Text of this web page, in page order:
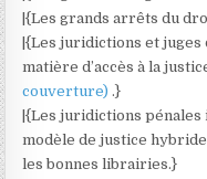
|{Les grands arrêts du
|{Les juridictions et
matière d’accès à la
couverture).}
|{Les juridictions
modèle de justice hybride
les bonnes librairies.}